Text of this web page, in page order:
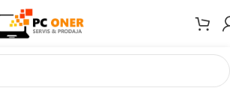
Satovi Pametni satovi